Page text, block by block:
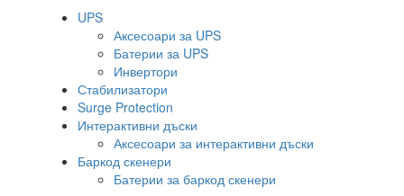
UPS
Аксесоари за UPS
Батерии за UPS
Инвертори
Стабилизатори
Surge Protection
Интерактивни дъски
Аксесоари за интерактивни дъски
Баркод скенери
Батерии за баркод скенери